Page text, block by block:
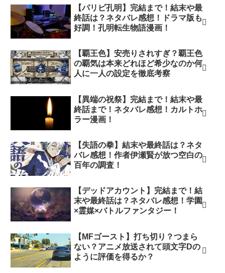
【パリピ孔明】完結まで！結末や最
終話は？ネタバレ感想！ドラマ版も
好調！孔明転生物語漫画！
【覇王色】安売りされすぎ？覇王色
の覇気は本来どれほど希少なのか何
人に一人の設定を徹底考察
【異端の祝祭】完結まで！結末や最
終話まで！ネタバレ感想！カルトホ
ラー漫画！
【失語の拳】結末や最終話は？ネタ
バレ感想！作者伊瀬賢が放つ空白の
百年の調査！
【デッドアカウント】完結まで！結
末や最終話は？ネタバレ感想！学園
×霊媒×バトルファンタジー！
【MFゴースト】打ち切り？つまら
ない？アニメ放送されて頭文字Dの
ように評価を得るか？